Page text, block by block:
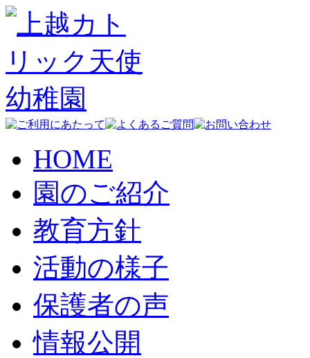
HOME
園のご紹介
教育方針
活動の様子
保護者の声
情報公開